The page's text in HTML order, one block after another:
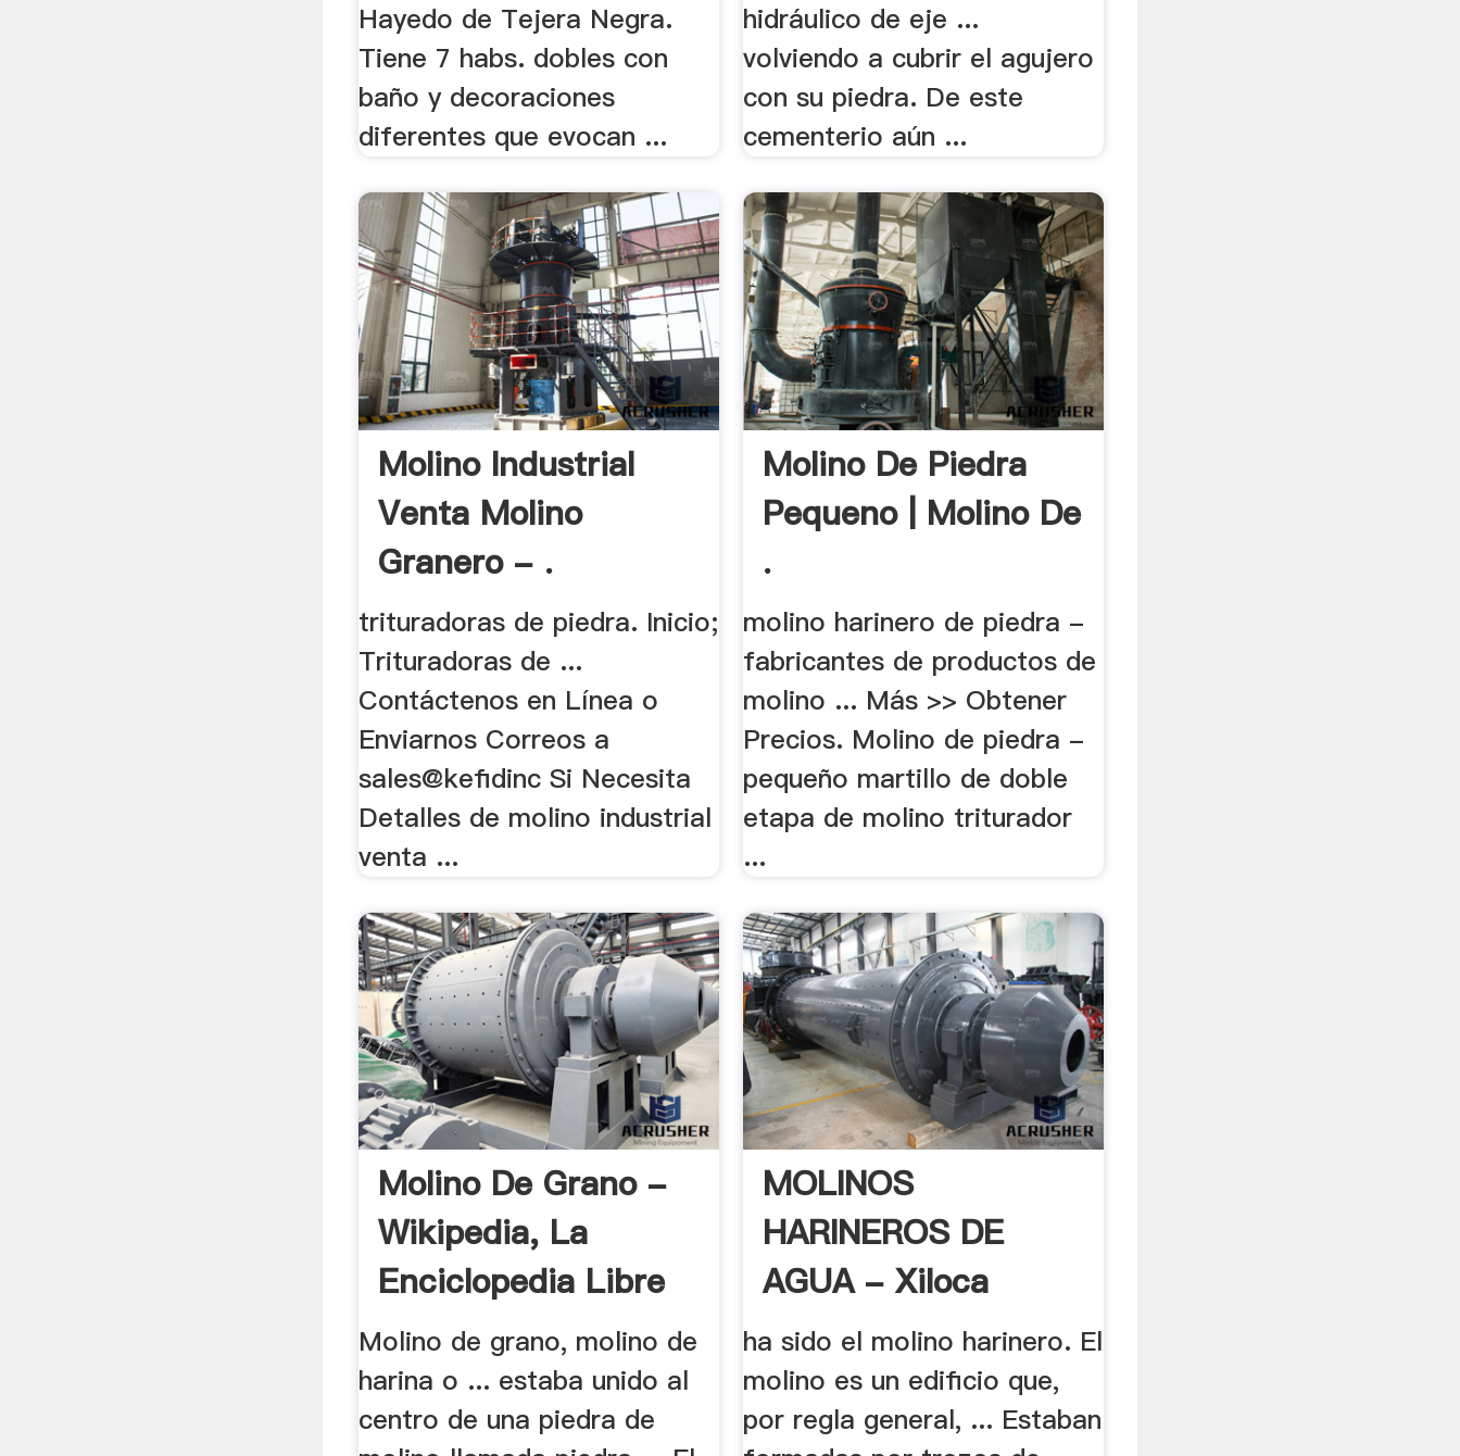
Hayedo de Tejera Negra.
Tiene 7 habs. dobles con
baño y decoraciones
diferentes que evocan ...
hidráulico de eje ...
volviendo a cubrir el agujero
con su piedra. De este
cementerio aún ...
Molino Industrial
Venta Molino
Granero - .
trituradoras de piedra. Inicio;
Trituradoras de ...
Contáctenos en Línea o
Enviarnos Correos a
sales@kefidinc Si Necesita
Detalles de molino industrial
venta ...
Molino De Piedra
Pequeno | Molino De
.
molino harinero de piedra -
fabricantes de productos de
molino ... Más >> Obtener
Precios. Molino de piedra -
pequeño martillo de doble
etapa de molino triturador
...
Molino De Grano -
Wikipedia, La
Enciclopedia Libre
Molino de grano, molino de
harina o ... estaba unido al
centro de una piedra de
MOLINOS
HARINEROS DE
AGUA - Xiloca
ha sido el molino harinero. El
molino es un edificio que,
por regla general, ... Estaban